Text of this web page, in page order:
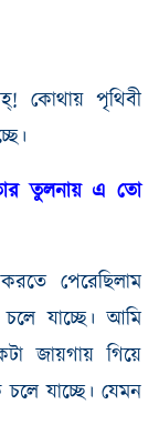
! কোথায় পৃথিবী
।
তুলনায় এ তো
করতে পেরেছিলাম
চলে যাচ্ছে।আমি
জায়গায় গিয়ে
চলে যাচ্ছে। যেমন